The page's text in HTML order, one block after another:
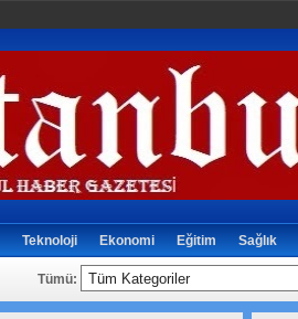
Teknoloji Ekonomi Eğitim Sağlık
Tümü: